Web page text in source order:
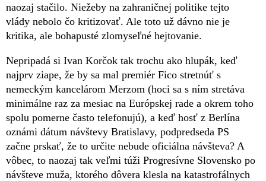
naozaj stačilo. Niežeby na zahraničnej politike tejto
vlády nebolo čo kritizovať. Ale toto už dávno nie je
kritika, ale bohapusté zlomyseľné hejtovanie.
Nepripadá si Ivan Korčok tak trochu ako hlupák, keď
najprv ziape, že by sa mal premiér Fico stretnúť s
nemeckým kancelárom Merzom (hoci sa s ním stretáva
minimálne raz za mesiac na Európskej rade a okrem toho
spolu pomerne často telefonujú), a keď hosť z Berlína
oznámi dátum návštevy Bratislavy, podpredseda PS
začne prskať, že to určite nebude oficiálna návšteva? A
vôbec, to naozaj tak veľmi túži Progresívne Slovensko po
návšteve muža, ktorého dôvera klesla na katastrofálnych